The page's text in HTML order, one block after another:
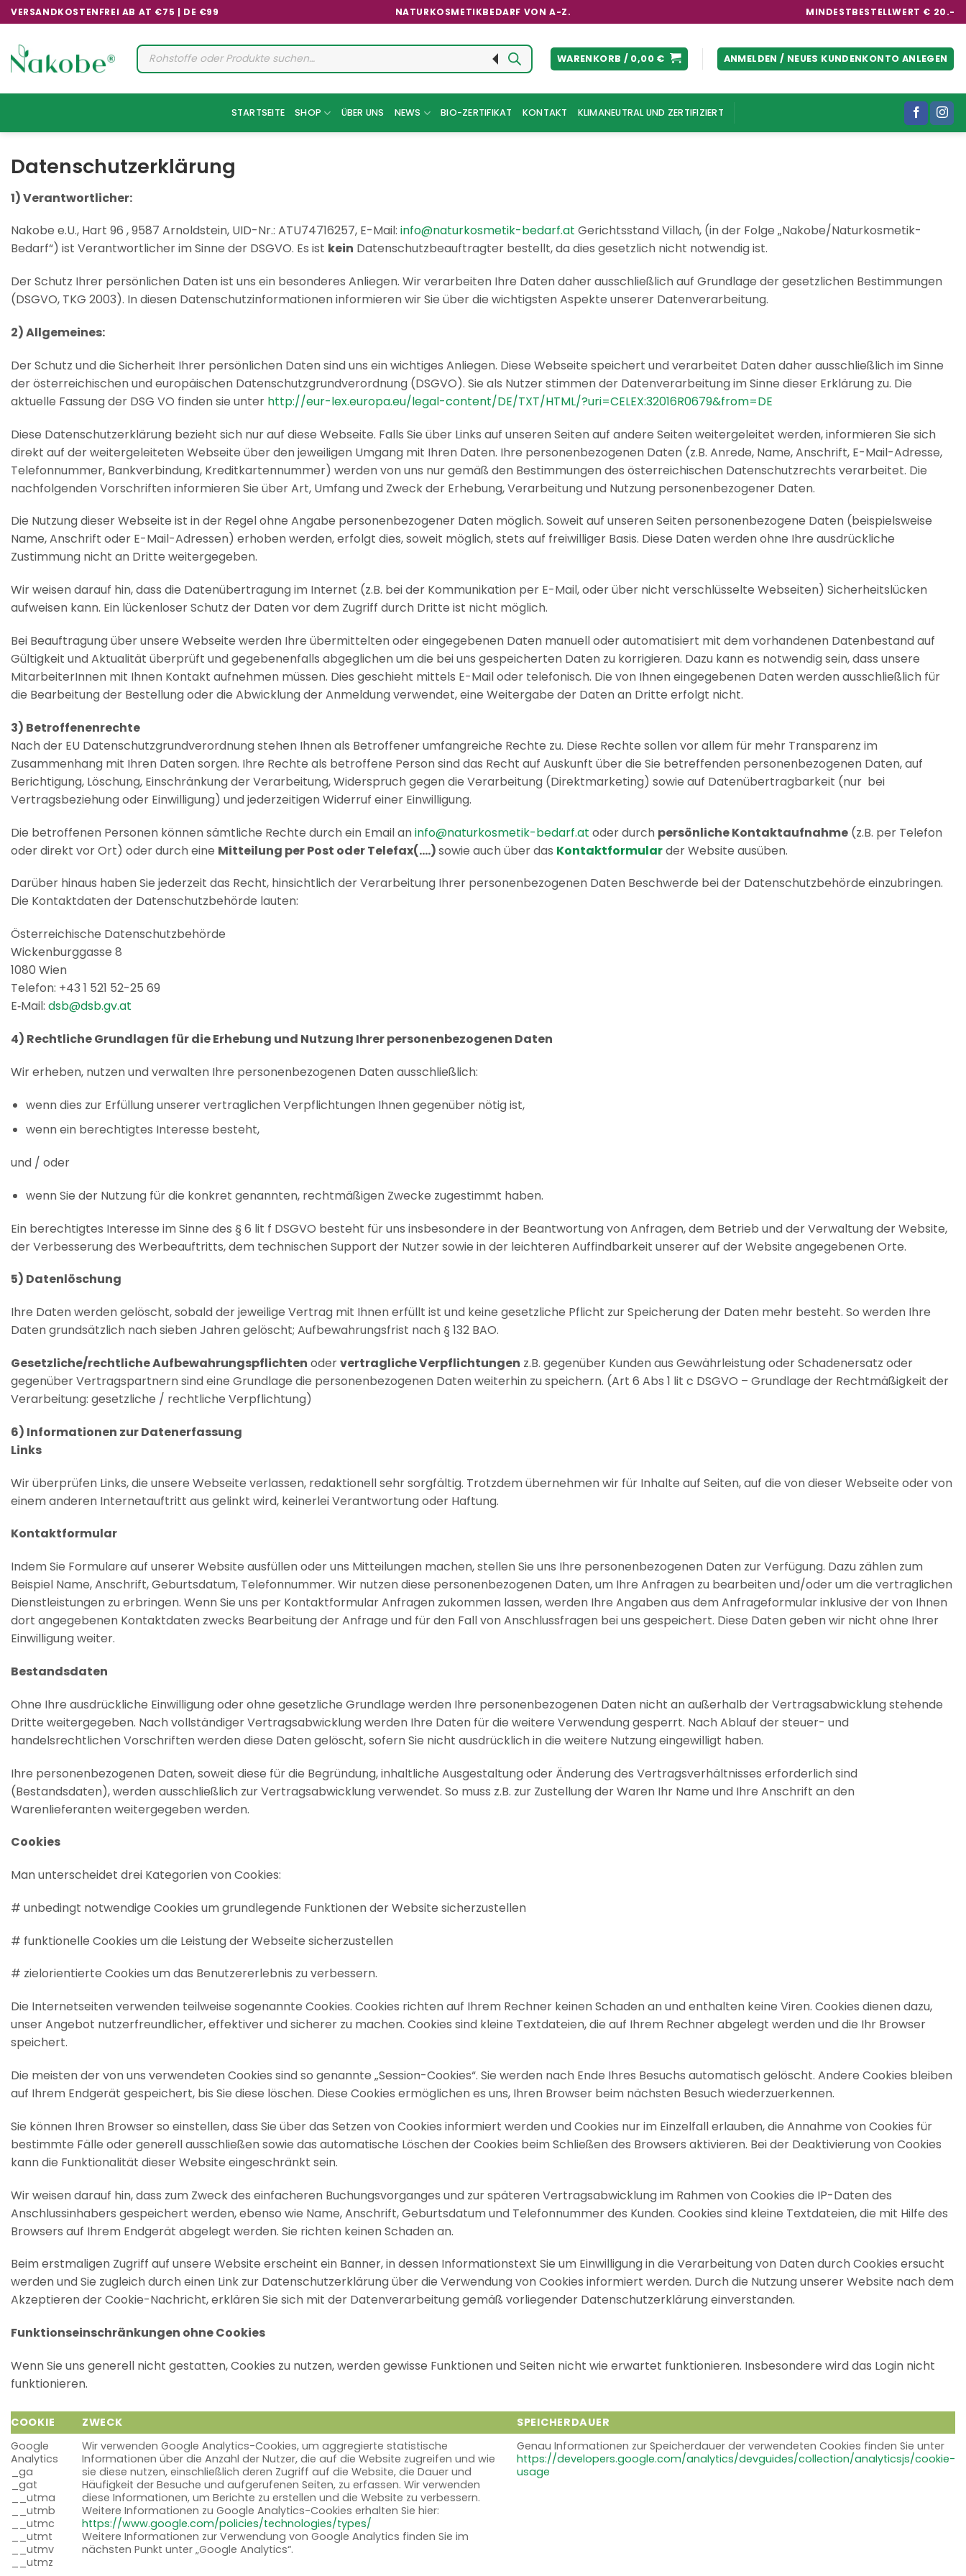
Zum
Inhalt
springen
VERSANDKOSTENFREI AB AT €75 | DE €99 NATURKOSMETIKBEDARF VON A-Z. MINDESTBESTELLWERT € 20.-
Products
search WARENKORB / 0,00 € ANMELDEN / NEUES KUNDENKONTO ANLEGEN
STARTSEITE SHOP ÜBER UNS NEWS BIO-ZERTIFIKAT KONTAKT KLIMANEUTRAL UND ZERTIFIZIERT
Datenschutzerklärung
1) Verantwortlicher:
Nakobe e.U., Hart 96 , 9587 Arnoldstein, UID-Nr.: ATU74716257, E-Mail: info@naturkosmetik-bedarf.at Gerichtsstand Villach, (in der Folge „Nakobe/Naturkosmetik-
Bedarf“) ist Verantwortlicher im Sinne der DSGVO. Es ist kein Datenschutzbeauftragter bestellt, da dies gesetzlich nicht notwendig ist.
Der Schutz Ihrer persönlichen Daten ist uns ein besonderes Anliegen. Wir verarbeiten Ihre Daten daher ausschließlich auf Grundlage der gesetzlichen Bestimmungen
(DSGVO, TKG 2003). In diesen Datenschutzinformationen informieren wir Sie über die wichtigsten Aspekte unserer Datenverarbeitung.
2) Allgemeines:
Der Schutz und die Sicherheit Ihrer persönlichen Daten sind uns ein wichtiges Anliegen. Diese Webseite speichert und verarbeitet Daten daher ausschließlich im Sinne
der österreichischen und europäischen Datenschutzgrundverordnung (DSGVO). Sie als Nutzer stimmen der Datenverarbeitung im Sinne dieser Erklärung zu. Die
aktuelle Fassung der DSG VO finden sie unter http://eur-lex.europa.eu/legal-content/DE/TXT/HTML/?uri=CELEX:32016R0679&from=DE
Diese Datenschutzerklärung bezieht sich nur auf diese Webseite. Falls Sie über Links auf unseren Seiten auf andere Seiten weitergeleitet werden, informieren Sie sich
direkt auf der weitergeleiteten Webseite über den jeweiligen Umgang mit Ihren Daten. Ihre personenbezogenen Daten (z.B. Anrede, Name, Anschrift, E-Mail-Adresse,
Telefonnummer, Bankverbindung, Kreditkartennummer) werden von uns nur gemäß den Bestimmungen des österreichischen Datenschutzrechts verarbeitet. Die
nachfolgenden Vorschriften informieren Sie über Art, Umfang und Zweck der Erhebung, Verarbeitung und Nutzung personenbezogener Daten.
Die Nutzung dieser Webseite ist in der Regel ohne Angabe personenbezogener Daten möglich. Soweit auf unseren Seiten personenbezogene Daten (beispielsweise
Name, Anschrift oder E-Mail-Adressen) erhoben werden, erfolgt dies, soweit möglich, stets auf freiwilliger Basis. Diese Daten werden ohne Ihre ausdrückliche
Zustimmung nicht an Dritte weitergegeben.
Wir weisen darauf hin, dass die Datenübertragung im Internet (z.B. bei der Kommunikation per E-Mail, oder über nicht verschlüsselte Webseiten) Sicherheitslücken
aufweisen kann. Ein lückenloser Schutz der Daten vor dem Zugriff durch Dritte ist nicht möglich.
Bei Beauftragung über unsere Webseite werden Ihre übermittelten oder eingegebenen Daten manuell oder automatisiert mit dem vorhandenen Datenbestand auf
Gültigkeit und Aktualität überprüft und gegebenenfalls abgeglichen um die bei uns gespeicherten Daten zu korrigieren. Dazu kann es notwendig sein, dass unsere
MitarbeiterInnen mit Ihnen Kontakt aufnehmen müssen. Dies geschieht mittels E-Mail oder telefonisch. Die von Ihnen eingegebenen Daten werden ausschließlich für
die Bearbeitung der Bestellung oder die Abwicklung der Anmeldung verwendet, eine Weitergabe der Daten an Dritte erfolgt nicht.
3) Betroffenenrechte
Nach der EU Datenschutzgrundverordnung stehen Ihnen als Betroffener umfangreiche Rechte zu. Diese Rechte sollen vor allem für mehr Transparenz im
Zusammenhang mit Ihren Daten sorgen. Ihre Rechte als betroffene Person sind das Recht auf Auskunft über die Sie betreffenden personenbezogenen Daten, auf
Berichtigung, Löschung, Einschränkung der Verarbeitung, Widerspruch gegen die Verarbeitung (Direktmarketing) sowie auf Datenübertragbarkeit (nur bei
Vertragsbeziehung oder Einwilligung) und jederzeitigen Widerruf einer Einwilligung.
Die betroffenen Personen können sämtliche Rechte durch ein Email aninfo@naturkosmetik-bedarf.at oder durch persönliche Kontaktaufnahme (z.B. per Telefon
oder direkt vor Ort) oder durch eine Mitteilung per Post oder Telefax(….)sowie auch über das Kontaktformularder Website ausüben.
Darüber hinaus haben Sie jederzeit das Recht, hinsichtlich der Verarbeitung Ihrer personenbezogenen Daten Beschwerde bei der Datenschutzbehörde einzubringen.
Die Kontaktdaten der Datenschutzbehörde lauten:
Österreichische Datenschutzbehörde
Wickenburggasse 8
1080 Wien
Telefon: +43 1 521 52-25 69
E‑Mail: dsb@dsb.gv.at
4) Rechtliche Grundlagen für die Erhebung und Nutzung Ihrer personenbezogenen Daten
Wir erheben, nutzen und verwalten Ihre personenbezogenen Daten ausschließlich:
wenn dies zur Erfüllung unserer vertraglichen Verpflichtungen Ihnen gegenüber nötig ist,
wenn ein berechtigtes Interesse besteht,
und / oder
wenn Sie der Nutzung für die konkret genannten, rechtmäßigen Zwecke zugestimmt haben.
Ein berechtigtes Interesse im Sinne des § 6 lit f DSGVO besteht für uns insbesondere in der Beantwortung von Anfragen, dem Betrieb und der Verwaltung der Website,
der Verbesserung des Werbeauftritts, dem technischen Support der Nutzer sowie in der leichteren Auffindbarkeit unserer auf der Website angegebenen Orte.
5) Datenlöschung
Ihre Daten werden gelöscht, sobald der jeweilige Vertrag mit Ihnen erfüllt ist und keine gesetzliche Pflicht zur Speicherung der Daten mehr besteht. So werden Ihre
Daten grundsätzlich nach sieben Jahren gelöscht; Aufbewahrungsfrist nach § 132 BAO.
Gesetzliche/rechtliche Aufbewahrungspflichten odervertragliche Verpflichtungen z.B. gegenüber Kunden aus Gewährleistung oder Schadenersatz oder
gegenüber Vertragspartnern sind eine Grundlage die personenbezogenen Daten weiterhin zu speichern. (Art 6 Abs 1 lit c DSGVO – Grundlage der Rechtmäßigkeit der
Verarbeitung: gesetzliche / rechtliche Verpflichtung)
6) Informationen zur Datenerfassung
Links
Wir überprüfen Links, die unsere Webseite verlassen, redaktionell sehr sorgfältig. Trotzdem übernehmen wir für Inhalte auf Seiten, auf die von dieser Webseite oder von
einem anderen Internetauftritt aus gelinkt wird, keinerlei Verantwortung oder Haftung.
Kontaktformular
Indem Sie Formulare auf unserer Website ausfüllen oder uns Mitteilungen machen, stellen Sie uns Ihre personenbezogenen Daten zur Verfügung. Dazu zählen zum
Beispiel Name, Anschrift, Geburtsdatum, Telefonnummer. Wir nutzen diese personenbezogenen Daten, um Ihre Anfragen zu bearbeiten und/oder um die vertraglichen
Dienstleistungen zu erbringen. Wenn Sie uns per Kontaktformular Anfragen zukommen lassen, werden Ihre Angaben aus dem Anfrageformular inklusive der von Ihnen
dort angegebenen Kontaktdaten zwecks Bearbeitung der Anfrage und für den Fall von Anschlussfragen bei uns gespeichert. Diese Daten geben wir nicht ohne Ihrer
Einwilligung weiter.
Bestandsdaten
Ohne Ihre ausdrückliche Einwilligung oder ohne gesetzliche Grundlage werden Ihre personenbezogenen Daten nicht an außerhalb der Vertragsabwicklung stehende
Dritte weitergegeben. Nach vollständiger Vertragsabwicklung werden Ihre Daten für die weitere Verwendung gesperrt. Nach Ablauf der steuer- und
handelsrechtlichen Vorschriften werden diese Daten gelöscht, sofern Sie nicht ausdrücklich in die weitere Nutzung eingewilligt haben.
Ihre personenbezogenen Daten, soweit diese für die Begründung, inhaltliche Ausgestaltung oder Änderung des Vertragsverhältnisses erforderlich sind
(Bestandsdaten), werden ausschließlich zur Vertragsabwicklung verwendet. So muss z.B. zur Zustellung der Waren Ihr Name und Ihre Anschrift an den
Warenlieferanten weitergegeben werden.
Cookies
Man unterscheidet drei Kategorien von Cookies:
# unbedingt notwendige Cookies um grundlegende Funktionen der Website sicherzustellen
# funktionelle Cookies um die Leistung der Webseite sicherzustellen
# zielorientierte Cookies um das Benutzererlebnis zu verbessern.
Die Internetseiten verwenden teilweise sogenannte Cookies. Cookies richten auf Ihrem Rechner keinen Schaden an und enthalten keine Viren. Cookies dienen dazu,
unser Angebot nutzerfreundlicher, effektiver und sicherer zu machen. Cookies sind kleine Textdateien, die auf Ihrem Rechner abgelegt werden und die Ihr Browser
speichert.
Die meisten der von uns verwendeten Cookies sind so genannte „Session-Cookies“. Sie werden nach Ende Ihres Besuchs automatisch gelöscht. Andere Cookies bleiben
auf Ihrem Endgerät gespeichert, bis Sie diese löschen. Diese Cookies ermöglichen es uns, Ihren Browser beim nächsten Besuch wiederzuerkennen.
Sie können Ihren Browser so einstellen, dass Sie über das Setzen von Cookies informiert werden und Cookies nur im Einzelfall erlauben, die Annahme von Cookies für
bestimmte Fälle oder generell ausschließen sowie das automatische Löschen der Cookies beim Schließen des Browsers aktivieren. Bei der Deaktivierung von Cookies
kann die Funktionalität dieser Website eingeschränkt sein.
Wir weisen darauf hin, dass zum Zweck des einfacheren Buchungsvorganges und zur späteren Vertragsabwicklung im Rahmen von Cookies die IP-Daten des
Anschlussinhabers gespeichert werden, ebenso wie Name, Anschrift, Geburtsdatum und Telefonnummer des Kunden. Cookies sind kleine Textdateien, die mit Hilfe des
Browsers auf Ihrem Endgerät abgelegt werden. Sie richten keinen Schaden an.
Beim erstmaligen Zugriff auf unsere Website erscheint ein Banner, in dessen Informationstext Sie um Einwilligung in die Verarbeitung von Daten durch Cookies ersucht
werden und Sie zugleich durch einen Link zur Datenschutzerklärung über die Verwendung von Cookies informiert werden. Durch die Nutzung unserer Website nach dem
Akzeptieren der Cookie-Nachricht, erklären Sie sich mit der Datenverarbeitung gemäß vorliegender Datenschutzerklärung einverstanden.
Funktionseinschränkungen ohne Cookies
Wenn Sie uns generell nicht gestatten, Cookies zu nutzen, werden gewisse Funktionen und Seiten nicht wie erwartet funktionieren. Insbesondere wird das Login nicht
funktionieren.
COOKIE ZWECK
SPEICHERDAUER
COOKIE
ZWECK SPEICHERDAUER
Google
Analytics
_ga
_gat
__utma
__utmb
__utmc
__utmt
__utmv
__utmz
Wir verwenden Google Analytics-Cookies, um aggregierte statistische
Informationen über die Anzahl der Nutzer, die auf die Website zugreifen und wie
sie diese nutzen, einschließlich deren Zugriff auf die Website, die Dauer und
Häufigkeit der Besuche und aufgerufenen Seiten, zu erfassen. Wir verwenden
diese Informationen, um Berichte zu erstellen und die Website zu verbessern.
Weitere Informationen zu Google Analytics-Cookies erhalten Sie hier:
https://www.google.com/policies/technologies/types/
Weitere Informationen zur Verwendung von Google Analytics finden Sie im
nächsten Punkt unter „Google Analytics“.
Genau Informationen zur Speicherdauer der verwendeten Cookies finden Sie unter
https://developers.google.com/analytics/devguides/collection/analyticsjs/cookie-
usage